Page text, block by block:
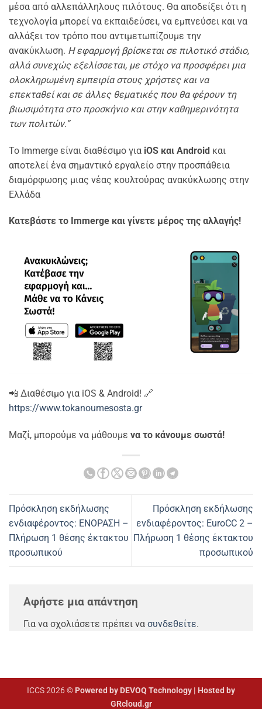
μέσα από αλλεπάλληλους πιλότους. Θα αποδείξει ότι η
τεχνολογία μπορεί να εκπαιδεύσει, να εμπνεύσει και να
αλλάξει τον τρόπο που αντιμετωπίζουμε την
ανακύκλωση. Η εφαρμογή βρίσκεται σε πιλοτικό στάδιο,
αλλά συνεχώς εξελίσσεται, με στόχο να προσφέρει μια
ολοκληρωμένη εμπειρία στους χρήστες και να
επεκταθεί και σε άλλες θεματικές που θα φέρουν τη
βιωσιμότητα στο προσκήνιο και στην καθημερινότητα
των πολιτών.”
Το Immerge είναι διαθέσιμο για iOS και Android και
αποτελεί ένα σημαντικό εργαλείο στην προσπάθεια
διαμόρφωσης μιας νέας κουλτούρας ανακύκλωσης στην
Ελλάδα
Κατεβάστε το Immerge και γίνετε μέρος της αλλαγής!
📲 Διαθέσιμο για iOS & Android! 🔗
https://www.tokanoumesosta.gr
Μαζί, μπορούμε να μάθουμε να το κάνουμε σωστά!
Πρόσκληση εκδήλωσης
ενδιαφέροντος: ΕΝΟΡΑΣΗ –
Πλήρωση 1 θέσης έκτακτου
προσωπικού
Πρόσκληση εκδήλωσης
ενδιαφέροντος: EuroCC 2 –
Πλήρωση 1 θέσης έκτακτου
προσωπικού
Αφήστε μια απάντηση
Για να σχολιάσετε πρέπει να συνδεθείτε.
ICCS 2026 © Powered by DEVOQ Technology | Hosted by
GRcloud.gr